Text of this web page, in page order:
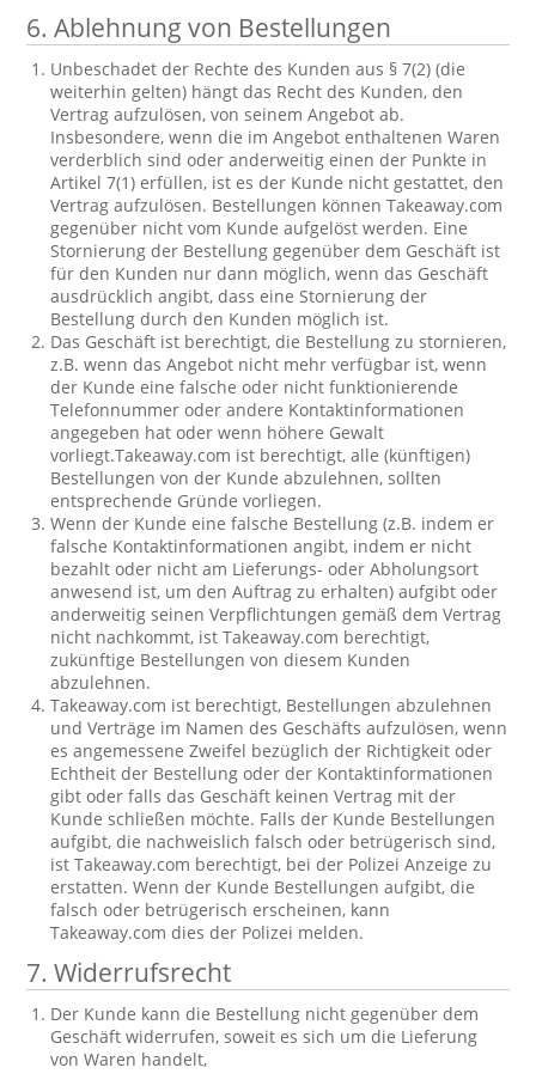
6. Ablehnung von Bestellungen
Unbeschadet der Rechte des Kunden aus § 7(2) (die
weiterhin gelten) hängt das Recht des Kunden, den
Vertrag aufzulösen, von seinem Angebot ab.
Insbesondere, wenn die im Angebot enthaltenen Waren
verderblich sind oder anderweitig einen der Punkte in
Artikel 7(1) erfüllen, ist es der Kunde nicht gestattet, den
Vertrag aufzulösen. Bestellungen können Takeaway.com
gegenüber nicht vom Kunde aufgelöst werden. Eine
Stornierung der Bestellung gegenüber dem Geschäft ist
für den Kunden nur dann möglich, wenn das Geschäft
ausdrücklich angibt, dass eine Stornierung der
Bestellung durch den Kunden möglich ist.
Das Geschäft ist berechtigt, die Bestellung zu stornieren,
z.B. wenn das Angebot nicht mehr verfügbar ist, wenn
der Kunde eine falsche oder nicht funktionierende
Telefonnummer oder andere Kontaktinformationen
angegeben hat oder wenn höhere Gewalt
vorliegt.Takeaway.com ist berechtigt, alle (künftigen)
Bestellungen von der Kunde abzulehnen, sollten
entsprechende Gründe vorliegen.
Wenn der Kunde eine falsche Bestellung (z.B. indem er
falsche Kontaktinformationen angibt, indem er nicht
bezahlt oder nicht am Lieferungs- oder Abholungsort
anwesend ist, um den Auftrag zu erhalten) aufgibt oder
anderweitig seinen Verpflichtungen gemäß dem Vertrag
nicht nachkommt, ist Takeaway.com berechtigt,
zukünftige Bestellungen von diesem Kunden
abzulehnen.
Takeaway.com ist berechtigt, Bestellungen abzulehnen
und Verträge im Namen des Geschäfts aufzulösen, wenn
es angemessene Zweifel bezüglich der Richtigkeit oder
Echtheit der Bestellung oder der Kontaktinformationen
gibt oder falls das Geschäft keinen Vertrag mit der
Kunde schließen möchte. Falls der Kunde Bestellungen
aufgibt, die nachweislich falsch oder betrügerisch sind,
ist Takeaway.com berechtigt, bei der Polizei Anzeige zu
erstatten. Wenn der Kunde Bestellungen aufgibt, die
falsch oder betrügerisch erscheinen, kann
Takeaway.com dies der Polizei melden.
7. Widerrufsrecht
Der Kunde kann die Bestellung nicht gegenüber dem
Geschäft widerrufen, soweit es sich um die Lieferung
von Waren handelt,